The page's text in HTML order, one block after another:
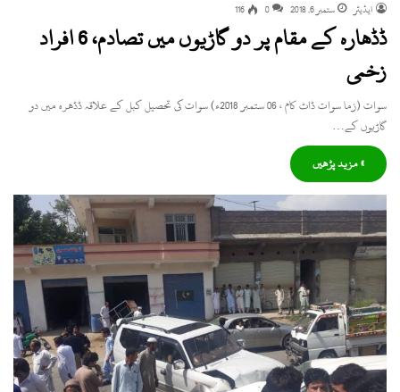
ایڈیٹر ستمبر 6, 2018 0
116
ڈڈھارہ کے مقام پر دو گاڑیوں میں تصادم، 6 افراد
زخمی
سوات (زما سوات ڈاٹ کام ، 06 ستمبر 2018ء) سوات کی تحصیل کبل کے علاقہ ڈڈھرہ میں دو
گاڑیوں کے…
» مزید پڑھیں